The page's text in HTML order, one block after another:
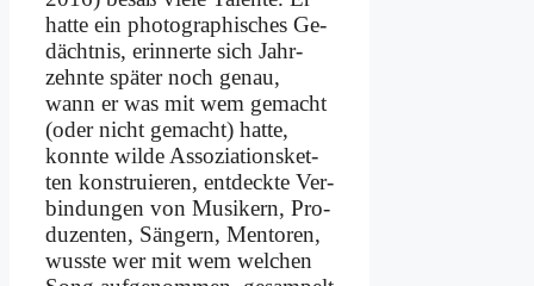
hat­te ein pho­to­gra­phi­sches Ge­
dächt­nis, er­in­ner­te sich Jahr­
zehn­te spä­ter noch ge­nau,
wann er was mit wem ge­macht
(oder nicht ge­macht) hat­te,
konn­te wil­de As­so­zia­ti­ons­ket­
ten kon­stru­ie­ren, ent­deck­te Ver­
bin­dun­gen von Mu­si­kern, Pro­
du­zen­ten, Sän­gern, Men­to­ren,
wuss­te wer mit wem wel­chen